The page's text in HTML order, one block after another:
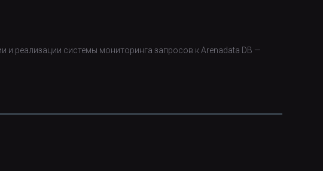
и реализации системы мониторинга запросов к Arenadata DB —